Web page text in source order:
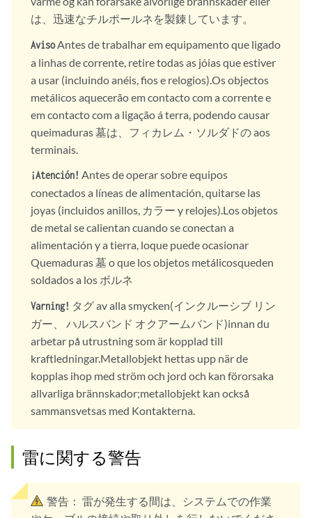
は、迅速なチルポールネを製錬しています。
AvisoAntes de trabalhar em equipamento que ligado
a linhas de corrente, retire todas as jóias que estiver
a usar (incluindo anéis, fios e relogios).Os objectos
metálicos aquecerão em contacto com a corrente e
em contacto com a ligação á terra, podendo causar
queimaduras 墓は、フィカレム・ソルダドの aos
terminais.
¡Atención! Antes de operar sobre equipos
conectados a líneas de alimentación, quitarse las
joyas (incluidos anillos, カラー y relojes).Los objetos
de metal se calientan cuando se conectan a
alimentación y a tierra, loque puede ocasionar
Quemaduras 墓 o que los objetos metálicosqueden
soldados a los ボルネ
Varning! タグ av alla smycken(インクルーシブ リン
ガー、 ハルスバンド オクアームバンド)innan du
arbetar på utrustning som är kopplad till
kraftledningar.Metallobjekt hettas upp när de
kopplas ihop med ström och jord och kan förorsaka
allvarliga brännskador;metallobjekt kan också
sammansvetsas med Kontakterna.
雷に関する警告
警告： 雷が発生する間は、システムでの作業